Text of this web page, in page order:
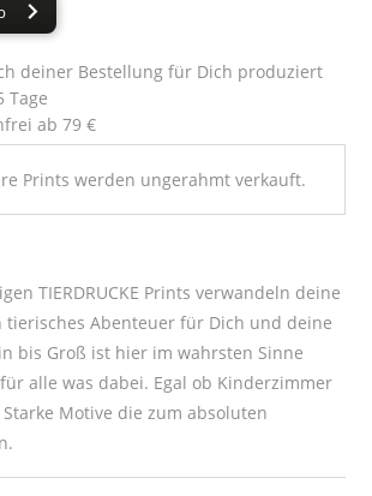
deiner Bestellung für Dich produziert
Tage
ab 79 €
Prints werden ungerahmt verkauft.
TIERDRUCKE Prints verwandeln deine
tierisches Abenteuer für Dich und deine
bis Groß ist hier im wahrsten Sinne
alle was dabei. Egal ob Kinderzimmer
Motive die zum absoluten